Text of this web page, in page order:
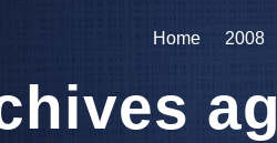
Home 2008